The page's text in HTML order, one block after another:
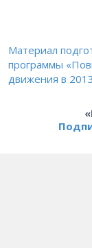
Материал
программы
движения в